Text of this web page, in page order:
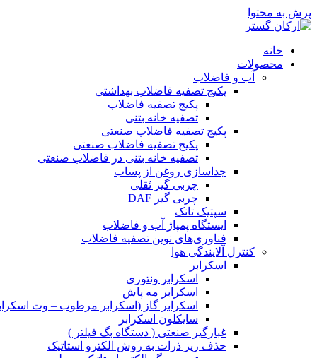
پرش به محتوا
خانه
محصولات
آب و فاضلاب
پکیج تصفیه فاضلاب بهداشتی
پکیج تصفیه فاضلاب
تصفیه خانه بتنی
پکیج تصفیه فاضلاب صنعتی
پکیج تصفیه فاضلاب صنعتی
تصفیه خانه بتنی در فاضلاب صنعتی
جداسازی روغن از پساب
چربی گیر ثقلی
چربی گیر DAF
سپتیک تانک
ایستگاه پمپاژ آب و فاضلاب
فناوری‌های نوین تصفیه فاضلاب
کنترل آلایندگی هوا
اسکرابر
اسکرابر ونتوری
اسکرابر مه پاش
اسکرابر گاز (اسکرابر مرطوب – وت
سایکلون اسکرابر
غبارگیر صنعتی ( دستگاه بگ فیلتر )
حذف ریز ذرات به روش الکترو استاتيک